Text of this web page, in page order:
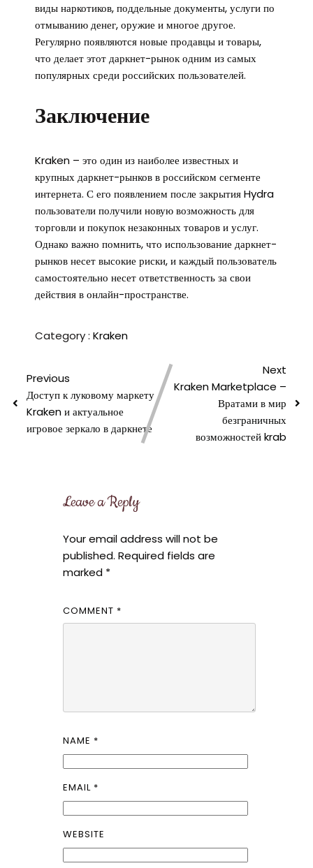
виды наркотиков, поддельные документы, услуги по
отмыванию денег, оружие и многое другое.
Регулярно появляются новые продавцы и товары,
что делает этот даркнет-рынок одним из самых
популярных среди российских пользователей.
Заключение
Kraken – это один из наиболее известных и
крупных даркнет-рынков в российском сегменте
интернета. С его появлением после закрытия Hydra
пользователи получили новую возможность для
торговли и покупок незаконных товаров и услуг.
Однако важно помнить, что использование даркнет-
рынков несет высокие риски, и каждый пользователь
самостоятельно несет ответственность за свои
действия в онлайн-пространстве.
Category : Kraken
Previous
Доступ к луковому маркету
Kraken и актуальное
игровое зеркало в даркнете
Next
Kraken Marketplace –
Вратами в мир
безграничных
возможностей krab
Leave a Reply
Your email address will not be
published. Required fields are
marked *
COMMENT *
NAME *
EMAIL *
WEBSITE